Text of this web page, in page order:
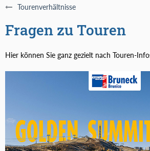
Tourenverhältnisse
Fragen zu Touren
Hier können Sie ganz gezielt nach Touren-